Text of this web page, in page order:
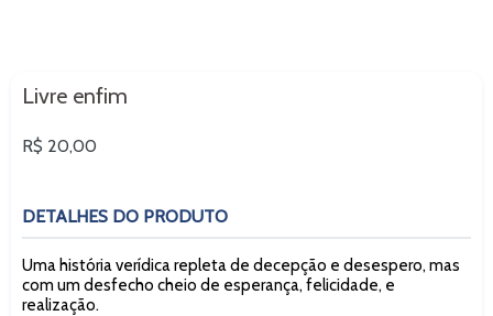
Livre enfim
Preço
R$ 20,00
DETALHES DO PRODUTO
Uma história verídica repleta de decepção e desespero, mas
com um desfecho cheio de esperança, felicidade, e
realização.